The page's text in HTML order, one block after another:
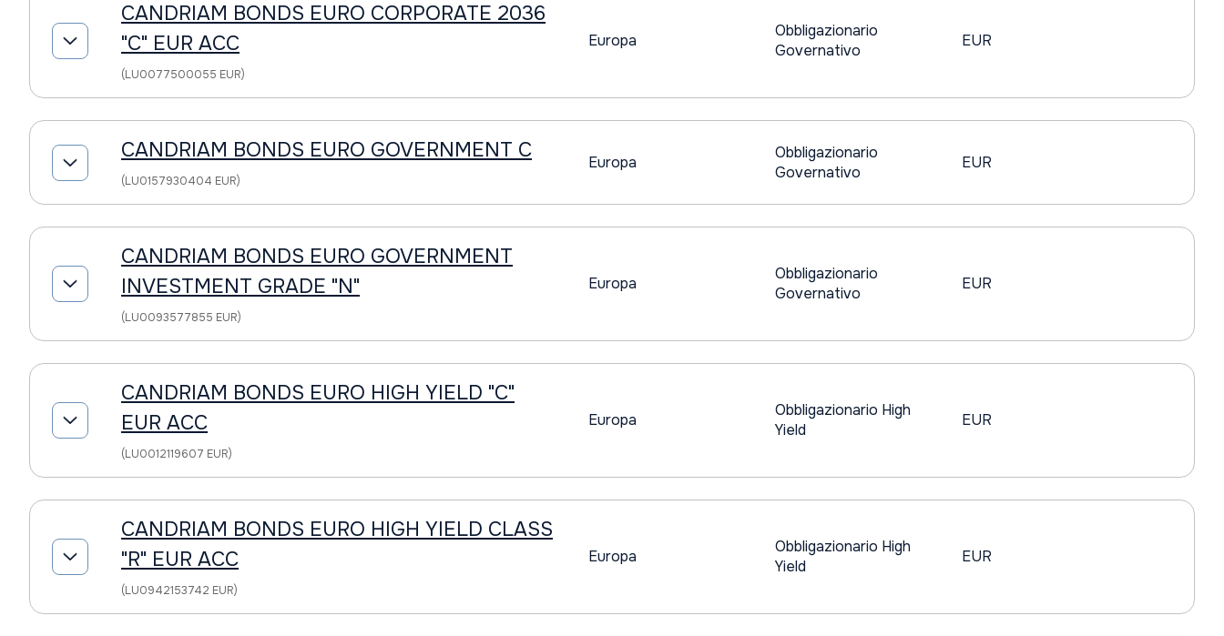
CANDRIAM BONDS EURO CORPORATE 2036
"C" EUR ACC
(LU0077500055 EUR)
Europa
Obbligazionario
Governativo
EUR
CANDRIAM BONDS EURO GOVERNMENT C
(LU0157930404 EUR)
Europa
Obbligazionario
Governativo
EUR
CANDRIAM BONDS EURO GOVERNMENT
INVESTMENT GRADE "N"
(LU0093577855 EUR)
Europa
Obbligazionario
Governativo
EUR
CANDRIAM BONDS EURO HIGH YIELD "C"
EUR ACC
(LU0012119607 EUR)
Europa
Obbligazionario High
Yield
EUR
CANDRIAM BONDS EURO HIGH YIELD CLASS
"R" EUR ACC
(LU0942153742 EUR)
Europa
Obbligazionario High
Yield
EUR